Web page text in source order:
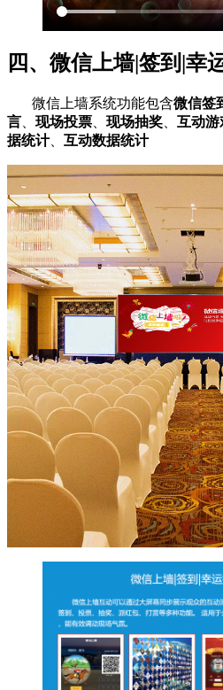
四、微信上墙|签到|幸
微信上墙系统功能包含微信签
言
现场投票 现场抽奖 互动游
据统计、 互动数据统计